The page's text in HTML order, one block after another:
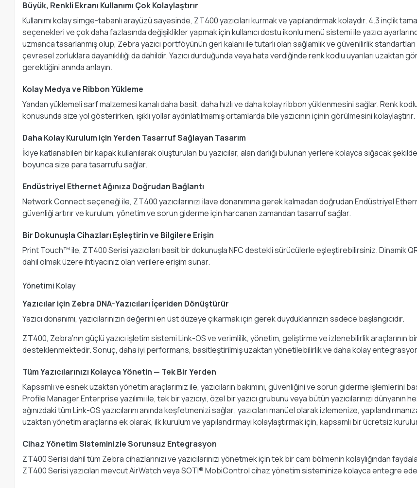
Büyük, Renkli Ekranı Kullanımı Çok Kolaylaştırır
Kullanımı kolay simge-tabanlı arayüzü sayesinde, ZT400 yazıcıları kurmak ve yapılandırmak kolaydır. 4.3 inçlik
seçenekleri ve çok daha fazlasında değişiklikler yapmak için kullanıcı dostu ikonlu menü sistemi ile yazıcı
uzmanca tasarlanmış olup, Zebra yazıcı portföyünün geri kalanı ile tutarlı olan sağlamlık ve güvenilirlik
çevresel zorluklara dayanıklılığı da dahildir. Yazıcı durduğunda veya hata verdiğinde renk kodlu uyarıları uzaktan
gerektiğini anında anlayın.
Kolay Medya ve Ribbon Yükleme
Yandan yüklemeli sarf malzemesi kanalı daha basit, daha hızlı ve daha kolay ribbon yüklenmesini sağlar. Renk
konusunda size yol gösterirken, ışıklı yollar aydınlatılmamış ortamlarda bile yazıcının içinin görülmesini kolaylaştırır.
Daha Kolay Kurulum için Yerden Tasarruf Sağlayan Tasarım
İkiye katlanabilen bir kapak kullanılarak oluşturulan bu yazıcılar, alan darlığı bulunan yerlere kolayca sığacak
boyunca size para tasarrufu sağlar.
Endüstriyel Ethernet Ağınıza Doğrudan Bağlantı
Network Connect seçeneği ile, ZT400 yazıcılarınızı ilave donanımına gerek kalmadan doğrudan Endüstriyel
güvenliği artırır ve kurulum, yönetim ve sorun giderme için harcanan zamandan tasarruf sağlar.
Bir Dokunuşla Cihazları Eşleştirin ve Bilgilere Erişin
Print Touch™ ile, ZT400 Serisi yazıcıları basit bir dokunuşla NFC destekli sürücülerle eşleştirebilirsiniz. Dinamik QR
dahil olmak üzere ihtiyacınız olan verilere erişim sunar.
Yönetimi Kolay
Yazıcılar için Zebra DNA-Yazıcıları İçeriden Dönüştürür
Yazıcı donanımı, yazıcılarınızın değerini en üst düzeye çıkarmak için gerek duyduklarınızın sadece başlangıcıdır.
ZT400, Zebra’nın güçlü yazıcı işletim sistemi Link-OS ve verimlilik, yönetim, geliştirme ve izlenebilirlik
desteklenmektedir. Sonuç, daha iyi performans, basitleştirilmiş uzaktan yönetilebilirlik ve daha kolay
Tüm Yazıcılarınızı Kolayca Yönetin — Tek Bir Yerden
Kapsamlı ve esnek uzaktan yönetim araçlarımız ile, yazıcıların bakımını, güvenliğini ve sorun giderme
Profile Manager Enterprise yazılımı ile, tek bir yazıcıyı, özel bir yazıcı grubunu veya bütün yazıcılarınızı
ağınızdaki tüm Link-OS yazıcılarını anında keşfetmenizi sağlar; yazıcıları manüel olarak izlemenize,
uzaktan yönetim araçlarına ek olarak, ilk kurulum ve yapılandırmayı kolaylaştırmak için, kapsamlı bir ücretsiz
Cihaz Yönetim Sisteminizle Sorunsuz Entegrasyon
ZT400 Serisi dahil tüm Zebra cihazlarınızı ve yazıcılarınızı yönetmek için tek bir cam bölmenin kolaylığından
ZT400 Serisi yazıcıları mevcut AirWatch veya SOTI® MobiControl cihaz yönetim sisteminize kolayca entegre